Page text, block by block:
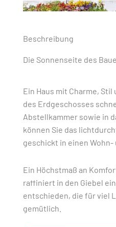
Beschreibung
Die Sonnenseite des
Ein Haus mit Charme,
des Erdgeschosses
Abstellkammer sowie in
können Sie das
geschickt in einen
Ein Höchstmaß an
raffiniert in den Giebel
entschieden, die für viel
gemütlich.